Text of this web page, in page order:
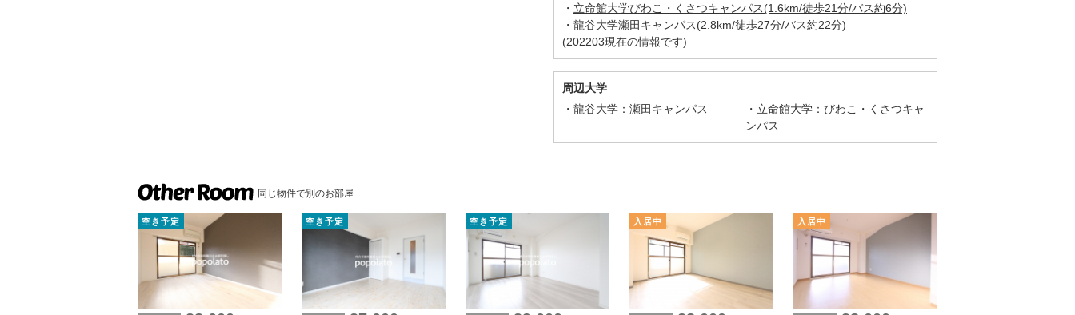
・ 立命館大学びわこ・くさつキャンパス(1.6km/徒歩21分/バス約6分)
・ 龍谷大学瀬田キャンパス(2.8km/徒歩27分/バス約22分)
(202203現在の情報です)
周辺大学
龍谷大学：瀬田キャンパス
立命館大学：びわこ・くさつキャ
ンパス
同じ物件で別のお部屋